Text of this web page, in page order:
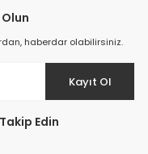
haberdar olabilirsiniz.
Kayıt Ol
Edin